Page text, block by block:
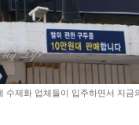
수제화 업체들이 입주하면서 지금